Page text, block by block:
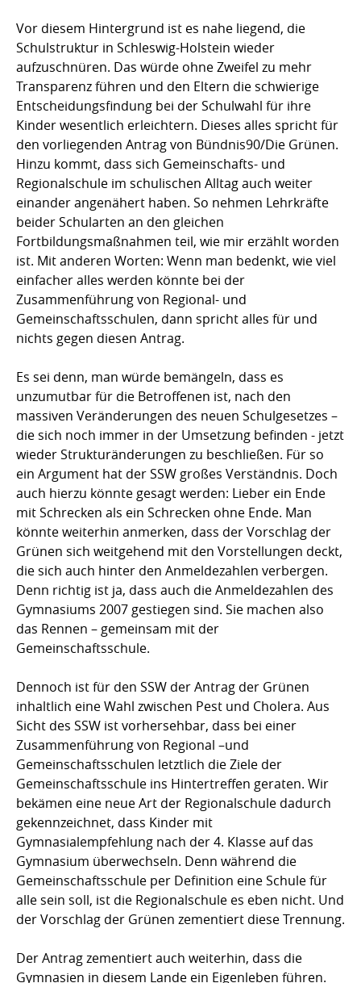
Vor diesem Hintergrund ist es nahe liegend, die
Schulstruktur in Schleswig-Holstein wieder
aufzuschnüren. Das würde ohne Zweifel zu mehr
Transparenz führen und den Eltern die schwierige
Entscheidungsfindung bei der Schulwahl für ihre
Kinder wesentlich erleichtern. Dieses alles spricht für
den vorliegenden Antrag von Bündnis90/Die Grünen.
Hinzu kommt, dass sich Gemeinschafts- und
Regionalschule im schulischen Alltag auch weiter
einander angenähert haben. So nehmen Lehrkräfte
beider Schularten an den gleichen
Fortbildungsmaßnahmen teil, wie mir erzählt worden
ist. Mit anderen Worten: Wenn man bedenkt, wie viel
einfacher alles werden könnte bei der
Zusammenführung von Regional- und
Gemeinschaftsschulen, dann spricht alles für und
nichts gegen diesen Antrag.
Es sei denn, man würde bemängeln, dass es
unzumutbar für die Betroffenen ist, nach den
massiven Veränderungen des neuen Schulgesetzes –
die sich noch immer in der Umsetzung befinden - jetzt
wieder Strukturänderungen zu beschließen. Für so
ein Argument hat der SSW großes Verständnis. Doch
auch hierzu könnte gesagt werden: Lieber ein Ende
mit Schrecken als ein Schrecken ohne Ende. Man
könnte weiterhin anmerken, dass der Vorschlag der
Grünen sich weitgehend mit den Vorstellungen deckt,
die sich auch hinter den Anmeldezahlen verbergen.
Denn richtig ist ja, dass auch die Anmeldezahlen des
Gymnasiums 2007 gestiegen sind. Sie machen also
das Rennen – gemeinsam mit der
Gemeinschaftsschule.
Dennoch ist für den SSW der Antrag der Grünen
inhaltlich eine Wahl zwischen Pest und Cholera. Aus
Sicht des SSW ist vorhersehbar, dass bei einer
Zusammenführung von Regional –und
Gemeinschaftsschulen letztlich die Ziele der
Gemeinschaftsschule ins Hintertreffen geraten. Wir
bekämen eine neue Art der Regionalschule dadurch
gekennzeichnet, dass Kinder mit
Gymnasialempfehlung nach der 4. Klasse auf das
Gymnasium überwechseln. Denn während die
Gemeinschaftsschule per Definition eine Schule für
alle sein soll, ist die Regionalschule es eben nicht. Und
der Vorschlag der Grünen zementiert diese Trennung.
Der Antrag zementiert auch weiterhin, dass die
Gymnasien in diesem Lande ein Eigenleben führen.